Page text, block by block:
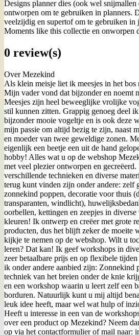
Designs planner dies (ook wel snijmallen
ontworpen om te gebruiken in planners.
veelzijdig en supertof om te gebruiken in
Moments like this collectie en onworpen
0 review(s)
Over Mezekind
Als klein meisje liet ik meesjes in het
Mijn vader vond dat bijzonder en noemt
Meesjes zijn heel beweeglijke vrolijke
stil kunnen zitten. Grappig genoeg deel
bijzonder mooie vogeltje en is ook deze
mijn passie om altijd bezig te zijn, naast
en moeder van twee geweldige zonen.
eigenlijk een beetje een uit de hand
hobby! Alles wat u op de webshop
met veel plezier ontworpen en
verschillende technieken en diverse
terug kunt vinden zijn onder andere: zelf
zonnekind poppen, decoratie voor thuis
transparanten, windlicht),
oorbellen, kettingen en zeepjes in diverse
kleuren! Ik ontwerp en creëer met grote
producten, dus het blijft zeker de moeite
kijkje te nemen op de webshop. Wilt u
leren? Dat kan! Ik geef workshops in
zeer betaalbare prijs en op flexibele
ik onder andere aanbied zijn: Zonnekind
techniek van het breien onder de knie
en een workshop waarin u leert zelf een
borduren. Natuurlijk kunt u mij altijd
leuk idee heeft, maar wel wat hulp of
Heeft u interesse in een van de
over een product op Mezekind? Neem
op via het contactformulier of mail naar: